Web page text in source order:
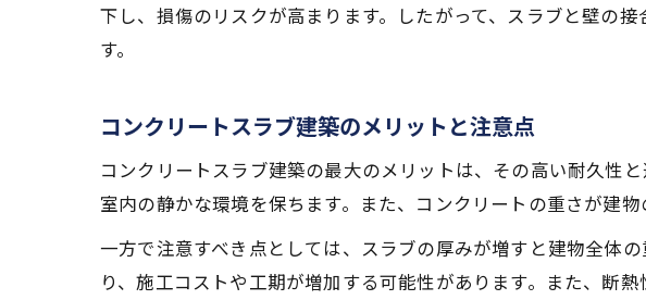
下し、損傷のリスクが高まります。したがって、スラブと壁の
す。
コンクリートスラブ建築のメリットと注意点
コンクリートスラブ建築の最大のメリットは、その高い耐久性
室内の静かな環境を保ちます。また、コンクリートの重さが建
一方で注意すべき点としては、スラブの厚みが増すと建物全体
り、施工コストや工期が増加する可能性があります。また、断